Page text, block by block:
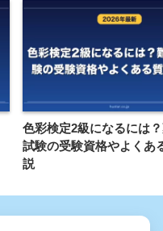
色彩検定2級になるには
試験の受験資格やよくあ
説